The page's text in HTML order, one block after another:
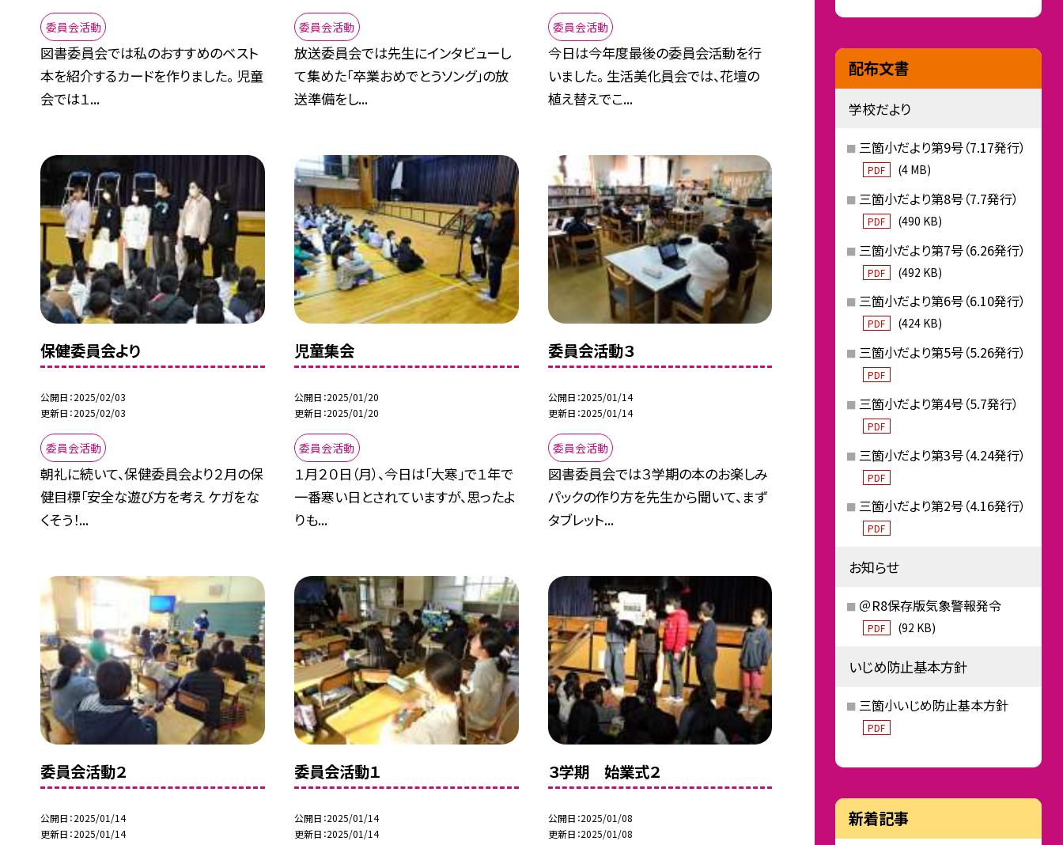
委員会活動
図書委員会では私のおすすめのベスト
本を紹介するカードを作りました。 児童
会では１...
委員会活動
放送委員会では先生にインタビューし
て集めた「卒業おめでとうソング」の放
送準備をし...
委員会活動
今日は今年度最後の委員会活動を行
いました。 生活美化員会では、花壇の
植え替えでこ...
保健委員会より
公開日 2025/02/03
更新日 2025/02/03
委員会活動
朝礼に続いて、保健委員会より２月の保
健目標「安全な遊び方を考え ケガをな
くそう！...
児童集会
公開日 2025/01/20
更新日 2025/01/20
委員会活動
１月２０日（月）、今日は「大寒」で１年で
一番寒い日とされていますが、思ったよ
りも...
委員会活動３
公開日 2025/01/14
更新日 2025/01/14
委員会活動
図書委員会では３学期の本のお楽しみ
パックの作り方を先生から聞いて、まず
タブレット...
委員会活動２
公開日 2025/01/14
更新日 2025/01/14
委員会活動１
公開日 2025/01/14
更新日 2025/01/14
３学期 始業式２
公開日 2025/01/08
更新日 2025/01/08
配布文書
学校だより
三箇小だより第9号（7.17発行）
PDF (4 MB)
三箇小だより第8号（7.7発行）
PDF (490 KB)
三箇小だより第7号（6.26発行）
PDF (492 KB)
三箇小だより第6号（6.10発行）
PDF (424 KB)
三箇小だより第5号（5.26発行）
PDF
三箇小だより第4号（5.7発行）
PDF
三箇小だより第3号（4.24発行）
PDF
三箇小だより第2号（4.16発行）
PDF
お知らせ
＠R8保存版気象警報発令
PDF (92 KB)
いじめ防止基本方針
三箇小いじめ防止基本方針
PDF
新着記事